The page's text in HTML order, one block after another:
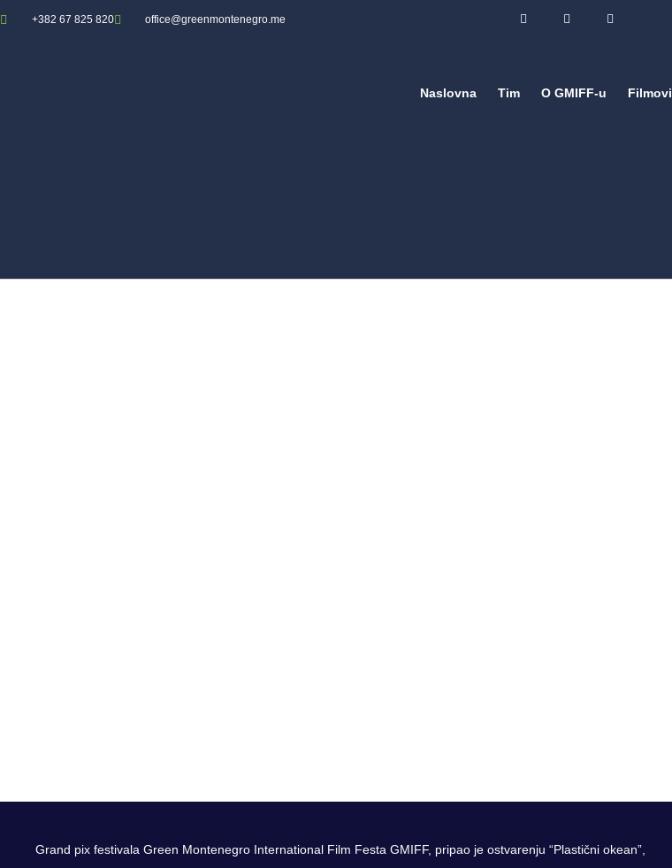
+382 67 825 820 office@greenmontenegro.me
Naslovna Tim O GMIFF-u Filmovi
Grand pix festivala Green Montenegro International Film Festa GMIFF, pripao je ostvarenju “Plastični okean”,